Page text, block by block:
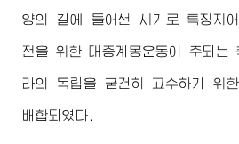
양의 길에 들어선 시기로 특징지
전을 위한 대중계몽운동이 주되는
라의 독립을 굳건히 고수하기 위
배합되였다.